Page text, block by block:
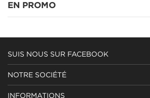
EN PROMO
SUIS NOUS SUR FACEBOOK
NOTRE SOCIÉTÉ
INFORMATIONS